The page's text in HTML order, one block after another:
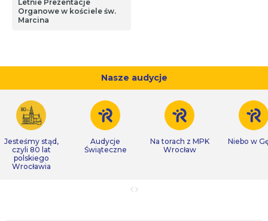
Letnie Prezentacje
Organowe w kościele św.
Marcina
Nasze audycje
Jesteśmy stąd,
czyli 80 lat
polskiego
Wrocławia
Audycje
Świąteczne
Na torach z MPK
Wrocław
Niebo w